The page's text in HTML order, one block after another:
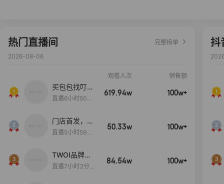
热门直播间
完整榜单
2026-08-06
观看人次 销售额
买包包找叮
当,一折购！
直播6小时50分
619.94w 100w+
门店首发，秋
款大上新！！
直播5小时59分
50.33w 100w+
TWOI品牌直
播间新款上
直播7小时3分5
84.54w 100w+
抖